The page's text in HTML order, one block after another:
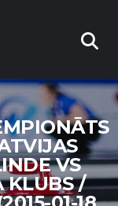
VS
KLUBS /